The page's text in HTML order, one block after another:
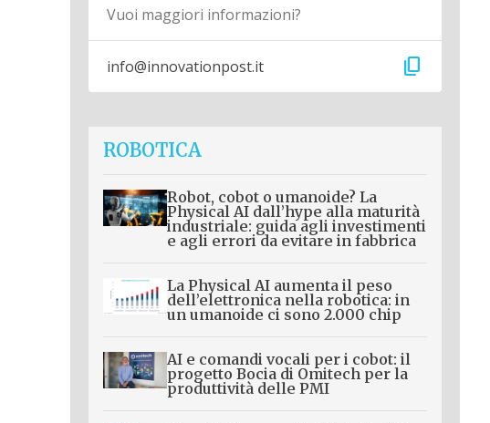
Vuoi maggiori informazioni?
info@innovationpost.it content_copy
ROBOTICA
Robot, cobot o umanoide? La
Physical AI dall’hype alla maturità
industriale: guida agli investimenti
e agli errori da evitare in fabbrica
La Physical AI aumenta il peso
dell’elettronica nella robotica: in
un umanoide ci sono 2.000 chip
AI e comandi vocali per i cobot: il
progetto Bocia di Omitech per la
produttività delle PMI